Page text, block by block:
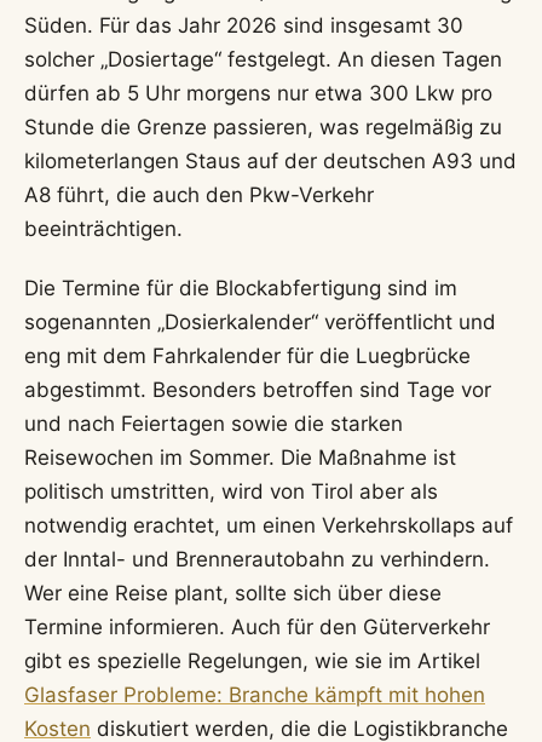
Süden. Für das Jahr 2026 sind insgesamt 30
solcher „Dosiertage“ festgelegt. An diesen Tagen
dürfen ab 5 Uhr morgens nur etwa 300 Lkw pro
Stunde die Grenze passieren, was regelmäßig zu
kilometerlangen Staus auf der deutschen A93 und
A8 führt, die auch den Pkw-Verkehr
beeinträchtigen.
Die Termine für die Blockabfertigung sind im
sogenannten „Dosierkalender“ veröffentlicht und
eng mit dem Fahrkalender für die Luegbrücke
abgestimmt. Besonders betroffen sind Tage vor
und nach Feiertagen sowie die starken
Reisewochen im Sommer. Die Maßnahme ist
politisch umstritten, wird von Tirol aber als
notwendig erachtet, um einen Verkehrskollaps auf
der Inntal- und Brennerautobahn zu verhindern.
Wer eine Reise plant, sollte sich über diese
Termine informieren. Auch für den Güterverkehr
gibt es spezielle Regelungen, wie sie im Artikel
Glasfaser Probleme: Branche kämpft mit hohen
Kosten diskutiert werden, die die Logistikbranche